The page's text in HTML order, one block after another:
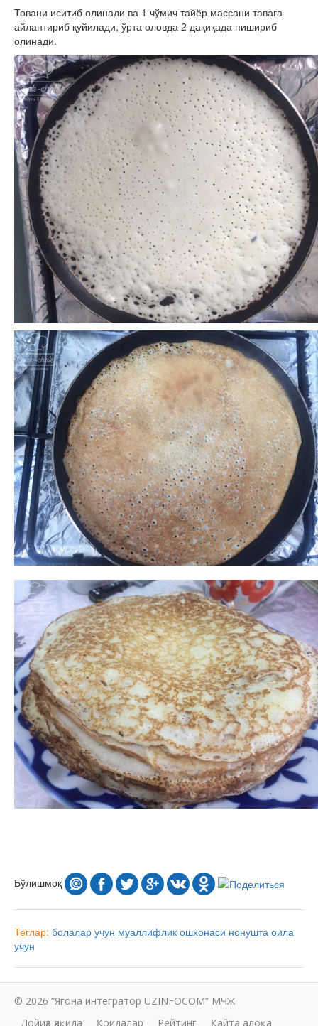
Товани иситиб олинади ва 1 чўмич тайёр массани тавага
айлантириб қуйилади, ўрта оловда 2 дақиқада пишириб
олинади.
Бўлишмоқ
Теглар: болалар учун муаллифлик ошхонаси нонушта оила
учун
© 2026 “Ягона интегратор UZINFOCOM” МЧЖ
Лойиҳа ҳақида
Қоидалар Рейтинг Қайта алоқа